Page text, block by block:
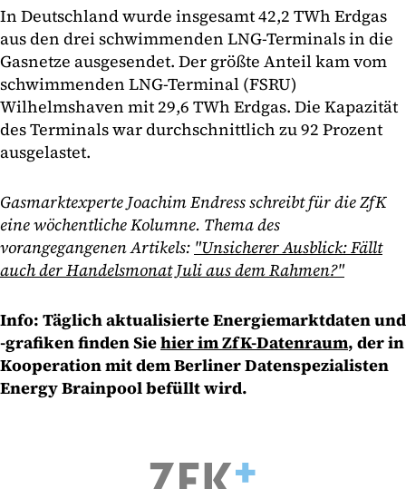
In Deutschland wurde insgesamt 42,2 TWh Erdgas
aus den drei schwimmenden LNG-Terminals in die
Gasnetze ausgesendet. Der größte Anteil kam vom
schwimmenden LNG-Terminal (FSRU)
Wilhelmshaven mit 29,6 TWh Erdgas. Die Kapazität
des Terminals war durchschnittlich zu 92 Prozent
ausgelastet.
Gasmarktexperte Joachim Endress schreibt für die ZfK
eine wöchentliche Kolumne. Thema des
vorangegangenen Artikels: "Unsicherer Ausblick: Fällt
auch der Handelsmonat Juli aus dem Rahmen?"
Info: Täglich aktualisierte Energiemarktdaten und
-grafiken finden Siehier im ZfK-Datenraum, der in
Kooperation mit dem Berliner Datenspezialisten
Energy Brainpool befüllt wird.